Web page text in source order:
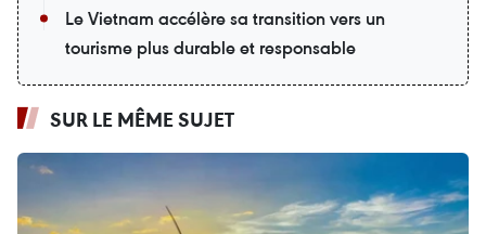
Le Vietnam accélère sa transition vers un
tourisme plus durable et responsable
SUR LE MÊME SUJET